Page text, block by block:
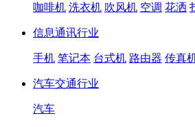
咖啡机 洗衣机 吹风机 空调 花洒
信息通讯行业
手机 笔记本 台式机 路由器 传真
汽车交通行业
汽车